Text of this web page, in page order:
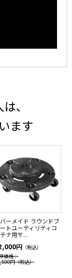
、
ます
ーメイド ラウンドブ
トユーティリティコ
ナ用サ...
円 （税込）
価格：
円（税込）